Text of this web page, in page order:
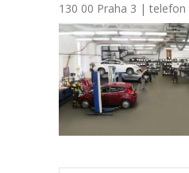
130 00 Praha 3 | telefon